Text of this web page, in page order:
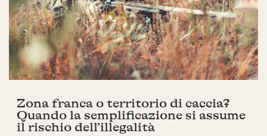
Zona franca o territorio di caccia?
Quando la semplificazione si assume
il rischio dell’illegalità